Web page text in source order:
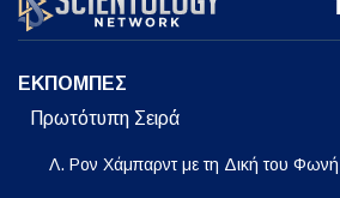
ΕΚΠΟΜΠΕΣ
Πρωτότυπη Σειρά
Λ. Ρον Χάμπαρντ με τη Δική του Φωνή